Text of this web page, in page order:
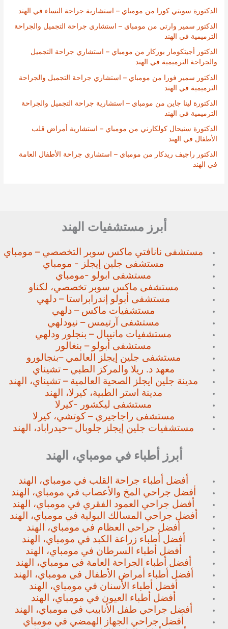
الدكتورة سويتي كورا من مومباي – استشارية جراحة النساء في الهند
الدكتور سمير وارتي من مومباي – استشاري جراحة التجميل والجراحة
الترميمية في الهند
الدكتور أجيتكومار بوركار من مومباي – استشاري جراحة التجميل
والجراحة الترميمية في الهند
الدكتور سمير فورا من مومباي – استشاري جراحة التجميل والجراحة
الترميمية في الهند
الدكتورة لينا جاين من مومباي – استشارية جراحة التجميل والجراحة
الترميمية في الهند
الدكتورة سنيحال كولكارني من مومباي – استشارية أمراض قلب
الأطفال في الهند
الدكتور راجيف ريدكار من مومباي – استشاري جراحة الأطفال العامة
في الهند
أبرز مستشفيات الهند
مستشفى نانافتي ماكس سوبر التخصصي – مومباي
مستشفى جلين إيجلز - مومباي
مستشفى ابولو -مومباي
مستشفى ماكس سوبر تخصصي، لكناو
مستشفى أبولو إندرابراستا – دلهي
مستشفيات ماكس – دلهي
مستشفى آرتيمس – نيودلهي
مستشفيات مانيبال – بنجلور ودلهي
مستشفى أبولو – بنغالور
مستشفى جلين إيجلز العالمي –بنجالورو
معهد د. ريلا والمركز الطبي – تشيناي
مدينة جلين ايجلز الصحية العالمية – تشيناي، الهند
مدينة استر الطبية، كيرلا، الهند
مستشفى ليكشور -كيرلا
مستشفى راجاجيري – كوتشي، كيرلا
مستشفيات جلين إيجلز جلوبال –حيدراباد، الهند
أبرز أطباء في مومباي، الهند
أفضل أطباء جراحة القلب في مومباي، الهند
أفضل جراحي المخ والأعصاب في مومباي، الهند
أفضل جراحي العمود الفقري في مومباي، الهند
أفضل جراحي المسالك البولية في مومباي، الهند
أفضل جراحي العظام في مومباي، الهند
أفضل أطباء زراعة الكبد في مومباي، الهند
أفضل أطباء السرطان في مومباي، الهند
أفضل أطباء الجراحة العامة في مومباي، الهند
أفضل أطباء أمراض الأطفال في مومباي، الهند
أفضل أطباء الأسنان في مومباي، الهند
أفضل أطباء العيون في مومباي، الهند
أفضل جراحي طفل الأنابيب في مومباي، الهند
أفضل جراحي الجهاز الهمضي في مومباي